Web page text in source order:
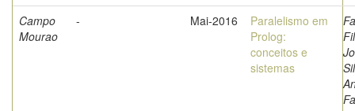
Campo
Mourao
- Mai-2016
Paralelismo em
Prolog:
conceitos e
sistemas